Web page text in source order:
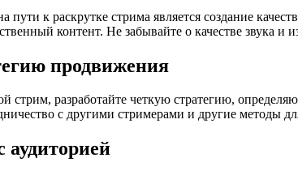
к раскрутке стрима является создание
контент. Не забывайте о качестве звука и
продвижения
стрим, разработайте четкую стратегию,
с другими стримерами и другие методы
аудиторией